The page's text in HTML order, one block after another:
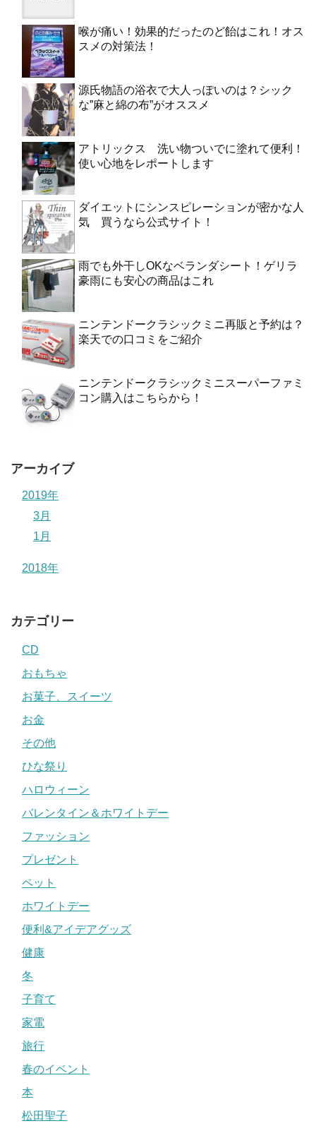
喉が痛い！効果的だったのど飴はこれ！オス
スメの対策法！
源氏物語の浴衣で大人っぽいのは？シック
な”麻と綿の布”がオススメ
アトリックス 洗い物ついでに塗れて便利！
使い心地をレポートします
ダイエットにシンスピレーションが密かな人
気 買うなら公式サイト！
雨でも外干しOKなベランダシート！ゲリラ
豪雨にも安心の商品はこれ
ニンテンドークラシックミニ再販と予約は？
楽天での口コミをご紹介
ニンテンドークラシックミニスーパーファミ
コン購入はこちらから！
アーカイブ
2019年
3月
1月
2018年
カテゴリー
CD
おもちゃ
お菓子、スイーツ
お金
その他
ひな祭り
ハロウィーン
バレンタイン＆ホワイトデー
ファッション
プレゼント
ペット
ホワイトデー
便利&アイデアグッズ
健康
冬
子育て
家電
旅行
春のイベント
本
松田聖子